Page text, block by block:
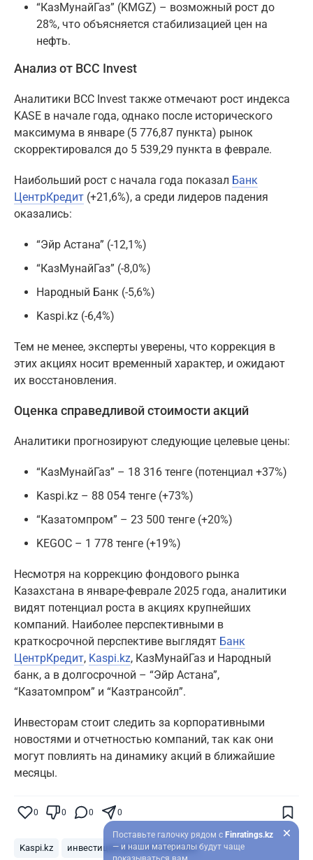
“КазМунайГаз” (KMGZ) – возможный рост до
28%, что объясняется стабилизацией цен на
нефть.
Анализ от BCC Invest
Аналитики BCC Invest также отмечают рост индекса
KASE в начале года, однако после исторического
максимума в январе (5 776,87 пункта) рынок
скорректировался до 5 539,29 пункта в феврале.
Наибольший рост с начала года показал Банк
ЦентрКредит (+21,6%), а среди лидеров падения
оказались:
“Эйр Астана” (-12,1%)
“КазМунайГаз” (-8,0%)
Народный Банк (-5,6%)
Kaspi.kz (-6,4%)
Тем не менее, эксперты уверены, что коррекция в
этих акциях носит временный характер, и ожидают
их восстановления.
Оценка справедливой стоимости акций
Аналитики прогнозируют следующие целевые цены:
“КазМунайГаз” – 18 316 тенге (потенциал +37%)
Kaspi.kz – 88 054 тенге (+73%)
“Казатомпром” – 23 500 тенге (+20%)
KEGOC – 1 778 тенге (+19%)
Несмотря на коррекцию фондового рынка
Казахстана в январе-феврале 2025 года, аналитики
видят потенциал роста в акциях крупнейших
компаний. Наиболее перспективными в
краткосрочной перспективе выглядят Банк
ЦентрКредит, Kaspi.kz, КазМунайГаз и Народный
банк, а в долгосрочной – “Эйр Астана”,
“Казатомпром” и “Казтрансойл”.
Инвесторам стоит следить за корпоративными
новостями и отчетностью компаний, так как они
могут повлиять на динамику акций в ближайшие
месяцы.
0 0 0 0
Kaspi.kz инвестиции для начинающих
Поставьте галочку рядом с Finratings.kz
— и наши материалы будут чаще